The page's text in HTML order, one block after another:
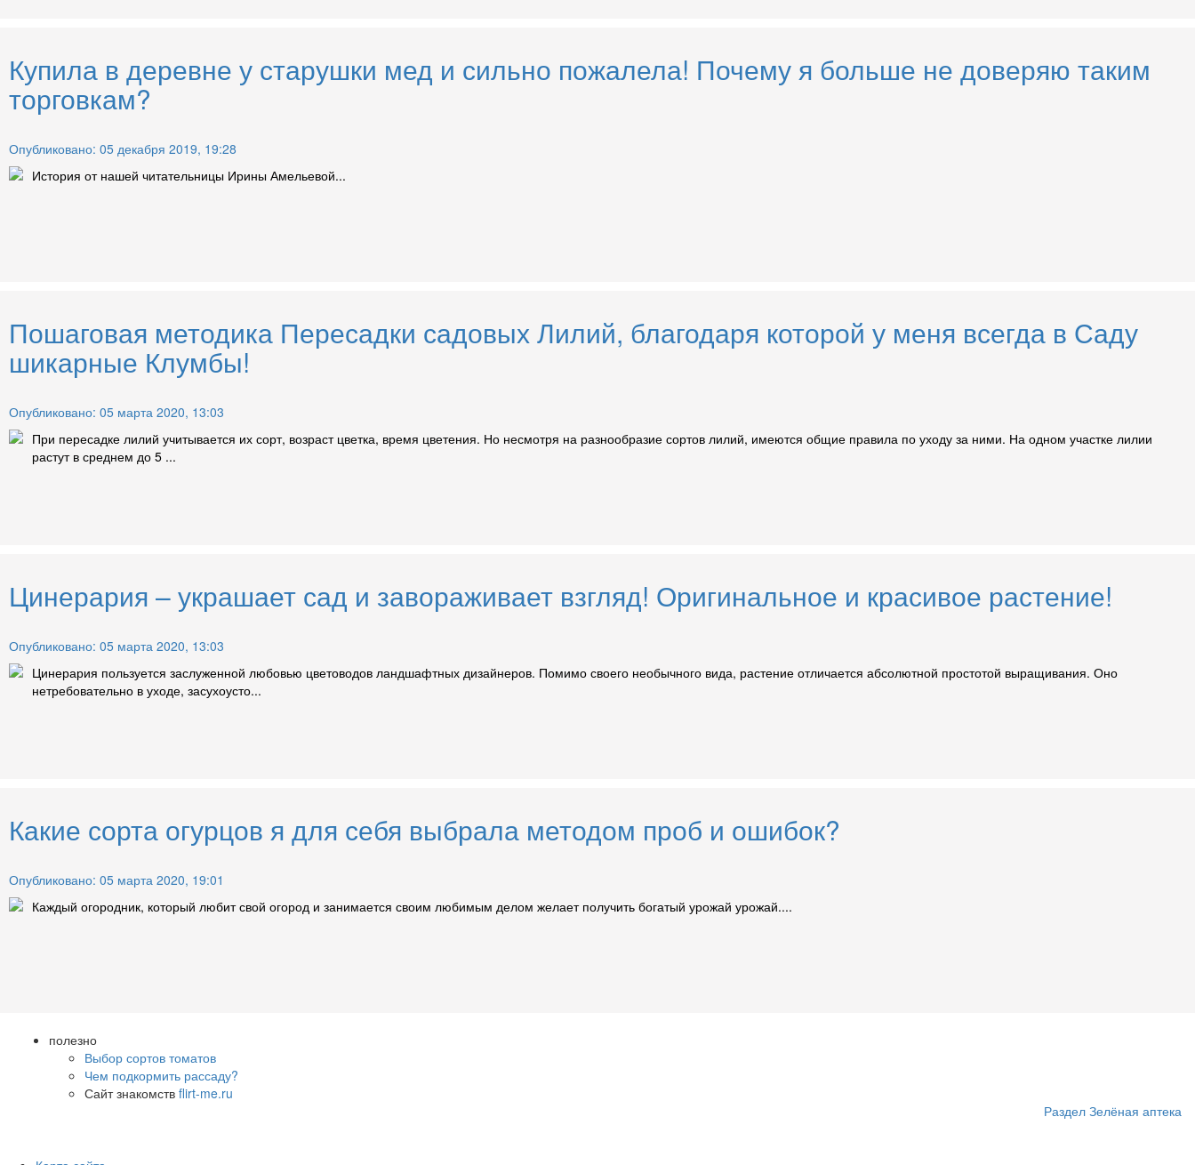
Купила в деревне у старушки мед и сильно пожалела! Почему я больше не доверяю таким
торговкам?
Опубликовано: 05 декабря 2019, 19:28
История от нашей читательницы Ирины Амельевой...
Пошаговая методика Пересадки садовых Лилий, благодаря которой у меня всегда в Саду
шикарные Клумбы!
Опубликовано: 05 марта 2020, 13:03
При пересадке лилий учитывается их сорт, возраст цветка, время цветения. Но несмотря на разнообразие сортов лилий, имеются общие правила по уходу за ними. На одном участке лилии
растут в среднем до 5 ...
Цинерария – украшает сад и завораживает взгляд! Оригинальное и красивое растение!
Опубликовано: 05 марта 2020, 13:03
Цинерария пользуется заслуженной любовью цветоводов ландшафтных дизайнеров. Помимо своего необычного вида, растение отличается абсолютной простотой выращивания. Оно
нетребовательно в уходе, засухоусто...
Какие сорта огурцов я для себя выбрала методом проб и ошибок?
Опубликовано: 05 марта 2020, 19:01
Каждый огородник, который любит свой огород и занимается своим любимым делом желает получить богатый урожай урожай....
полезно
Выбор сортов томатов
Чем подкормить рассаду?
Сайт знакомств flirt-me.ru
Раздел Зелёная аптека